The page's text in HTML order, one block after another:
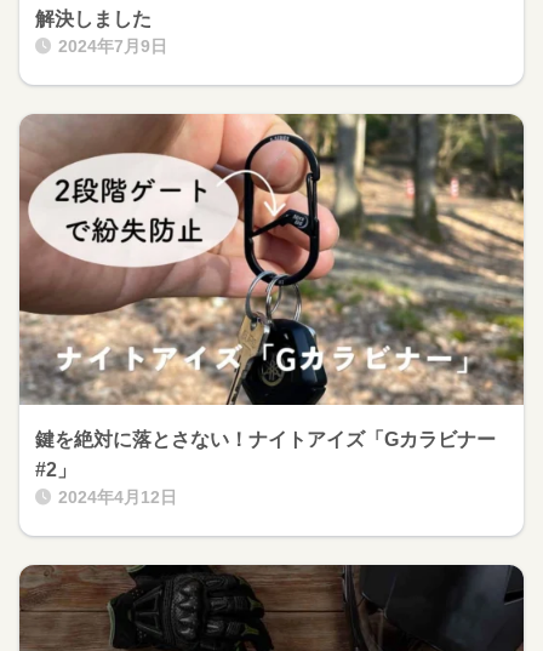
解決しました
2024年7月9日
鍵を絶対に落とさない！ナイトアイズ「Gカラビナー
#2」
2024年4月12日